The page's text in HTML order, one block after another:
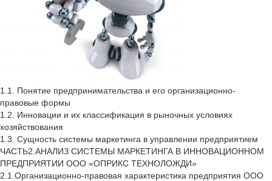
1.1. Понятие предпринимательства и его организационно-
правовые формы
1.2. Инновации и их классификация в рыночных условиях
хозяйствования
1.3. Сущность системы маркетинга в управлении предприятием
ЧАСТЬ2.АНАЛИЗ СИСТЕМЫ МАРКЕТИНГА В ИННОВАЦИОННОМ
ПРЕДПРИЯТИИ ООО «ОПРИКС ТЕХНОЛОЖДИ»
2.1.Организационно-правовая характеристика предприятия ООО